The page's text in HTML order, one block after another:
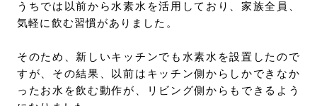
うちでは以前から水素水を活用しており、家族全員、
気軽に飲む習慣がありました。
そのため、新しいキッチンでも水素水を設置したので
すが、その結果、以前はキッチン側からしかできなか
ったお水を飲む動作が、リビング側からもできるよう